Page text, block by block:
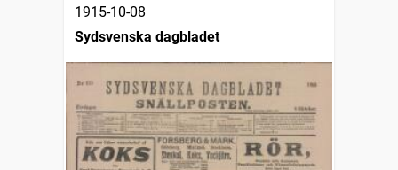
1915-10-08
Sydsvenska dagbladet